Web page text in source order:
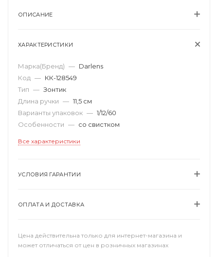
ОПИСАНИЕ
ХАРАКТЕРИСТИКИ
Марка(Бренд) — Darlens
Код — КК-128549
Тип — Зонтик
Длина ручки — 11,5 см
Варианты упаковок — 1/12/60
Особенности — со свистком
Все характеристики
УСЛОВИЯ ГАРАНТИИ
ОПЛАТА И ДОСТАВКА
Цена действительна только для интернет-магазина и
может отличаться от цен в розничных магазинах